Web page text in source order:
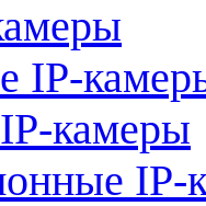
IP-
камеры
IP-